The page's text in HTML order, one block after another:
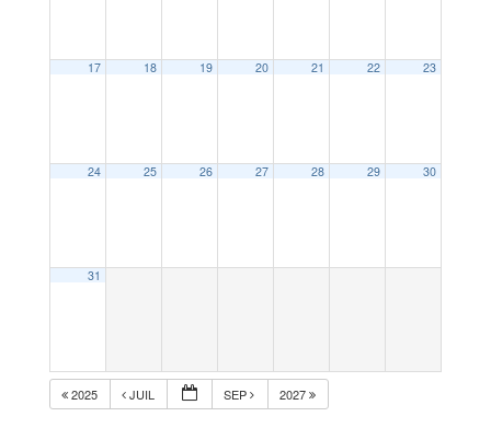
17 18 19 20 21 22 23
24 25 26 27 28 29 30
31
2025 JUIL SEP 2027